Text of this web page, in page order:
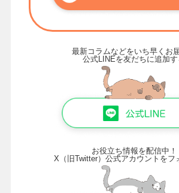
最新コラムなどをいち早くお
公式LINEを友だちに追加す
お役立ち情報を配信中！
X（旧Twitter）公式アカウントをフ